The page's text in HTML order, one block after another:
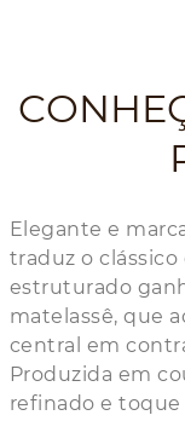
Elegante e
traduz o
estruturado
matelassê, que
central em
Produzida em
refinado e toque